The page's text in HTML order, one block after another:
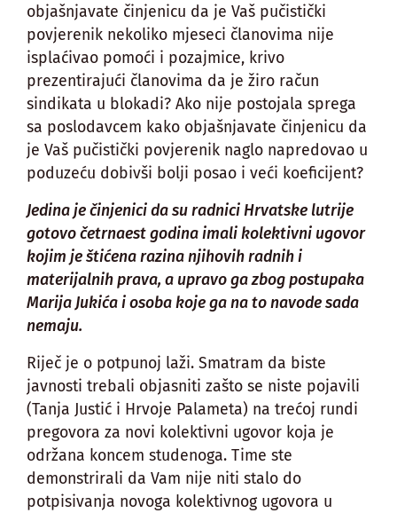
objašnjavate činjenicu da je Vaš pučistički
povjerenik nekoliko mjeseci članovima nije
isplaćivao pomoći i pozajmice, krivo
prezentirajući članovima da je žiro račun
sindikata u blokadi? Ako nije postojala sprega
sa poslodavcem kako objašnjavate činjenicu da
je Vaš pučistički povjerenik naglo napredovao u
poduzeću dobivši bolji posao i veći koeficijent?
Jedina je činjenici da su radnici Hrvatske lutrije
gotovo četrnaest godina imali kolektivni ugovor
kojim je štićena razina njihovih radnih i
materijalnih prava, a upravo ga zbog postupaka
Marija Jukića i osoba koje ga na to navode sada
nemaju.
Riječ je o potpunoj laži. Smatram da biste
javnosti trebali objasniti zašto se niste pojavili
(Tanja Justić i Hrvoje Palameta) na trećoj rundi
pregovora za novi kolektivni ugovor koja je
održana koncem studenoga. Time ste
demonstrirali da Vam nije niti stalo do
potpisivanja novoga kolektivnog ugovora u